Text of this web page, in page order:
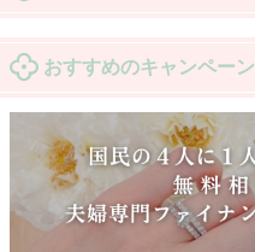
おすすめのキャンペーン